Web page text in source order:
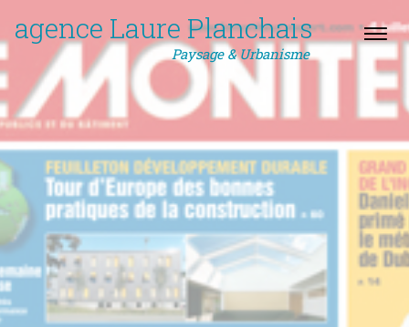
agence Laure Planchais
Paysage & Urbanisme